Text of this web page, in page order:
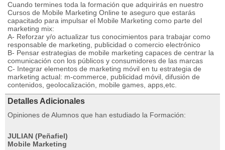
Cuando termines toda la formación que adquirirás en nuestro
Cursos de Mobile Marketing Online te aseguro que estarás
capacitado para impulsar el Mobile Marketing como parte del
marketing mix:
A- Reforzar y/o actualizar tus conocimientos para trabajar como
responsable de marketing, publicidad o comercio electrónico
B- Pensar estrategias de mobile marketing capaces de centrar la
comunicación con los públicos y consumidores de las marcas
C- Integrar elementos de marketing móvil en tu estrategia de
marketing actual: m-commerce, publicidad móvil, difusión de
contenidos, geolocalización, mobile games, apps,etc.
Detalles Adicionales
Opiniones de Alumnos que han estudiado la Formación:
JULIAN (Peñafiel)
Mobile Marketing